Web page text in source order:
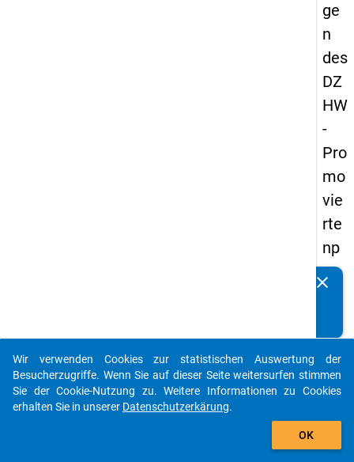
ge
n
des
DZ
HW
-
Pro
mo
vie
rte
np
an
14
-
drit
clear
auto_stories
add_shopping_cart
Wir verwenden Cookies zur statistischen Auswertung der
Besucherzugriffe. Wenn Sie auf dieser Seite weitersurfen stimmen
Sie der Cookie-Nutzung zu. Weitere Informationen zu Cookies
erhalten Sie in unserer Datenschutzerkärung.
OK